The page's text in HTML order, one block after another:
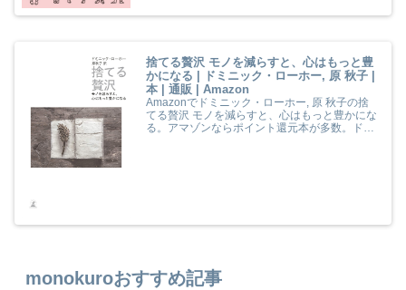
捨てる贅沢 モノを減らすと、心はもっと豊
かになる | ドミニック・ローホー, 原 秋子 |
本 | 通販 | Amazon
Amazonでドミニック・ローホー, 原 秋子の捨
てる贅沢 モノを減らすと、心はもっと豊かにな
る。アマゾンならポイント還元本が多数。ドミ
monokuroおすすめ記事